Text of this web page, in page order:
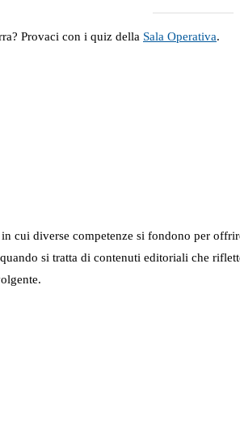
Provaci con i quiz della Sala Operativa.
diverse competenze si fondono per
si tratta di contenuti editoriali che